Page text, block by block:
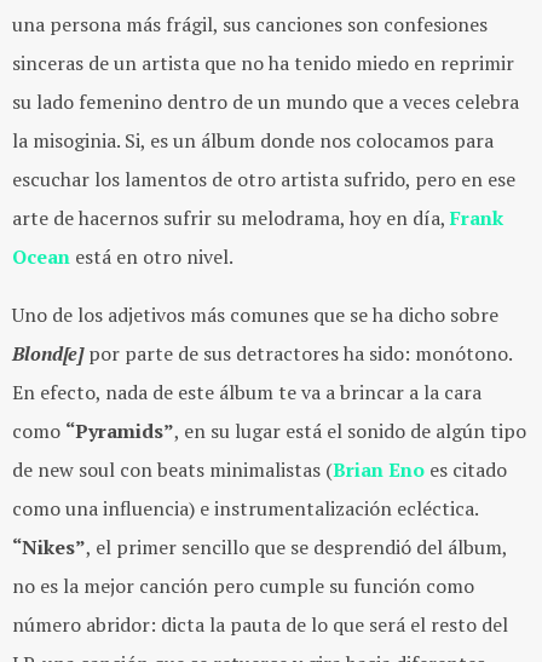
una persona más frágil, sus canciones son confesiones
sinceras de un artista que no ha tenido miedo en reprimir
su lado femenino dentro de un mundo que a veces celebra
la misoginia. Si, es un álbum donde nos colocamos para
escuchar los lamentos de otro artista sufrido, pero en ese
arte de hacernos sufrir su melodrama, hoy en día,Frank
Ocean está en otro nivel.
Uno de los adjetivos más comunes que se ha dicho sobre
Blond[e] por parte de sus detractores ha sido: monótono.
En efecto, nada de este álbum te va a brincar a la cara
como “Pyramids”, en su lugar está el sonido de algún tipo
de new soul con beats minimalistas (Brian Eno es citado
como una influencia) e instrumentalización ecléctica.
“Nikes”, el primer sencillo que se desprendió del álbum,
no es la mejor canción pero cumple su función como
número abridor: dicta la pauta de lo que será el resto del